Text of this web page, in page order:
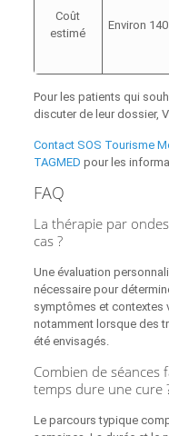
Coût
estimé
Environ
Pour les patients qui
discuter de leur dossier,
Contact SOS Tourisme
TAGMED pour les
FAQ
La thérapie par
cas ?
Une évaluation
nécessaire pour
symptômes et contextes
notamment lorsque des
été envisagés.
Combien de séances
temps dure une cure
Le parcours typique